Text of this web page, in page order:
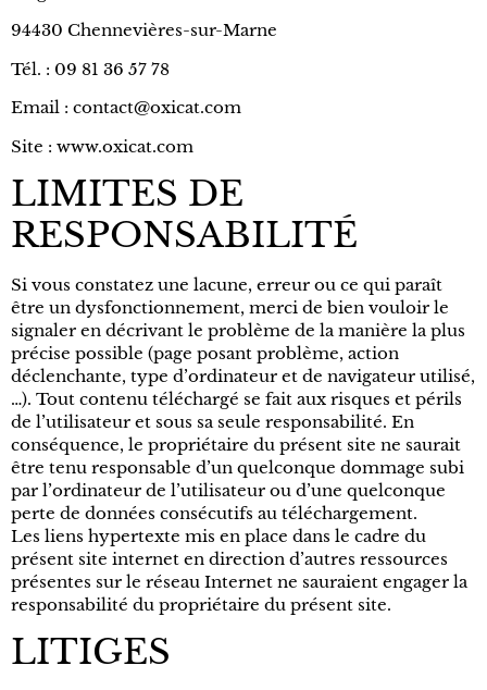
94430 Chennevières-sur-Marne
Tél. : 09 81 36 57 78
Email : contact@oxicat.com
Site : www.oxicat.com
LIMITES DE
RESPONSABILITÉ
Si vous constatez une lacune, erreur ou ce qui paraît
être un dysfonctionnement, merci de bien vouloir le
signaler en décrivant le problème de la manière la plus
précise possible (page posant problème, action
déclenchante, type d’ordinateur et de navigateur utilisé,
…). Tout contenu téléchargé se fait aux risques et périls
de l’utilisateur et sous sa seule responsabilité. En
conséquence, le propriétaire du présent site ne saurait
être tenu responsable d’un quelconque dommage subi
par l’ordinateur de l’utilisateur ou d’une quelconque
perte de données consécutifs au téléchargement.
Les liens hypertexte mis en place dans le cadre du
présent site internet en direction d’autres ressources
présentes sur le réseau Internet ne sauraient engager la
responsabilité du propriétaire du présent site.
LITIGES